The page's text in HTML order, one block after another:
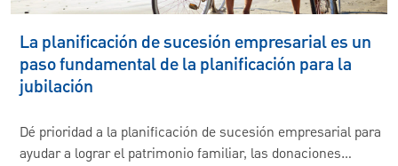
La planificación de sucesión empresarial es un
paso fundamental de la planificación para la
jubilación
Dé prioridad a la planificación de sucesión empresarial para
ayudar a lograr el patrimonio familiar, las donaciones…